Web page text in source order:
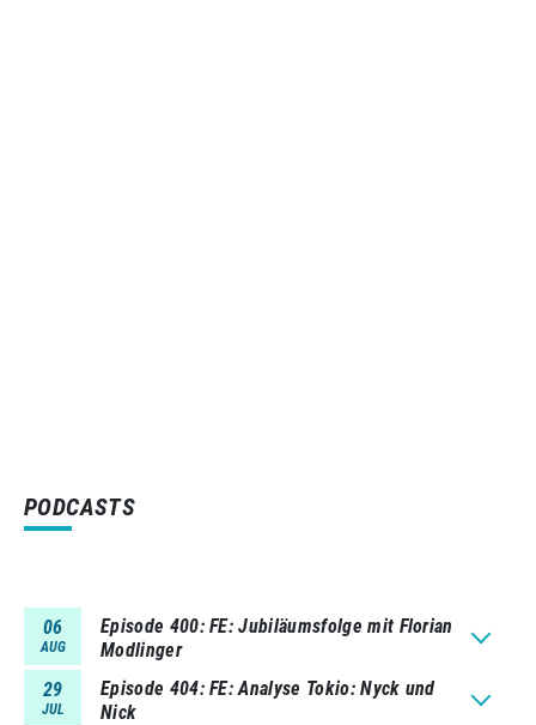
PODCASTS
06
AUG
Episode 400 FE: Jubiläumsfolge mit Florian
Modlinger
29
JUL
Episode 404 FE: Analyse Tokio: Nyck und
Nick